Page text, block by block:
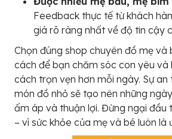
Feedback thực tế từ khách
giá rõ ràng nhất về độ tin cậy
Chọn đúng shop chuyên đồ mẹ và
cách để bạn chăm sóc con yêu
cách trọn vẹn hơn mỗi ngày. Sự
món đồ nhỏ sẽ tạo nên những
ấm áp và thuận lợi. Đừng ngại đầu
– vì sức khỏe của mẹ và bé luôn là